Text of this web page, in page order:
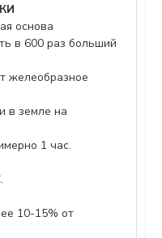
основа
в 600 раз больший
желеобразное
в земле на
1 час.
10-15% от